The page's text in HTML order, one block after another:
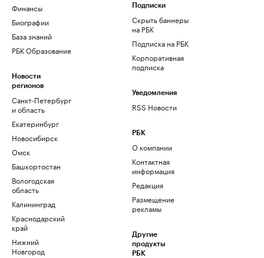
Финансы
Биографии
База знаний
РБК Образование
Новости
регионов
Санкт-Петербург
и область
Екатеринбург
Новосибирск
Омск
Башкортостан
Вологодская
область
Калининград
Краснодарский
край
Нижний
Новгород
Подписки
Скрыть баннеры
на РБК
Подписка на РБК
Корпоративная
подписка
Уведомления
RSS Новости
РБК
О компании
Контактная
информация
Редакция
Размещение
рекламы
Другие
продукты
РБК